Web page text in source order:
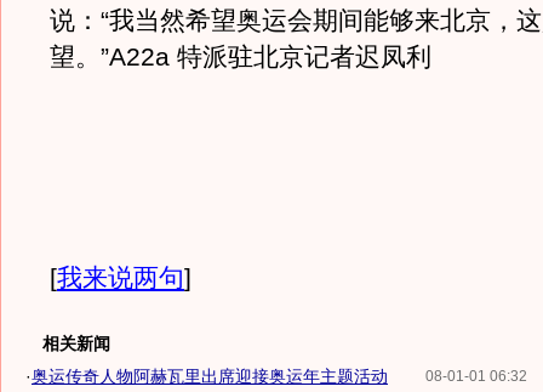
说：“我当然希望奥运会期间能够来北京，
望。”A22a 特派驻北京记者迟凤利
[我来说两句]
相关新闻
08-01-01 06:32
·奥运传奇人物阿赫瓦里出席迎接奥运年主题活动